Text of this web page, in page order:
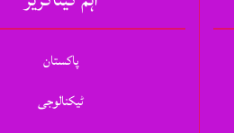
پاکستان
ٹیکنالوجی